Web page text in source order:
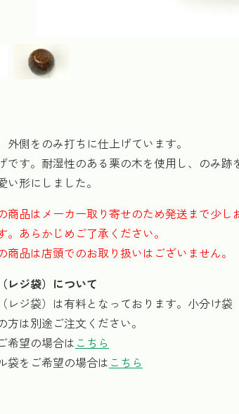
外側をのみ打ちに仕上げています。
です。耐湿性のある栗の木を使用し、のみ跡
い形にしました。
商品はメーカー取り寄せのため発送まで少し
。あらかじめご了承ください。
品は店頭でのお取り扱いはございません。
レジ袋）について
レジ袋）は有料となっております。小分け袋
方は別途ご注文ください。
希望の場合は こちら
袋をご希望の場合は こちら